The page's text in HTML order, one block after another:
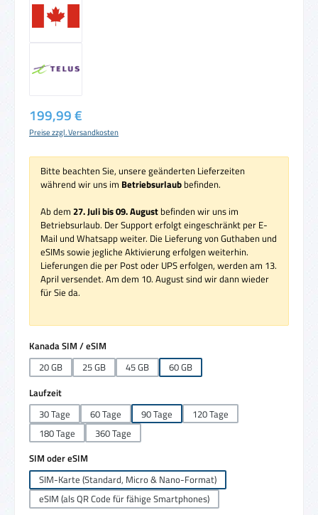
Regulärer Preis:
199,99 €
Preise zzgl. Versandkosten
Bitte beachten Sie, unsere geänderten Lieferzeiten
während wir uns im Betriebsurlaub befinden.
Ab dem 27. Juli bis 09. August befinden wir uns im
Betriebsurlaub. Der Support erfolgt eingeschränkt per E-
Mail und Whatsapp weiter. Die Lieferung von Guthaben und
eSIMs sowie jegliche Aktivierung erfolgen weiterhin.
Lieferungen die per Post oder UPS erfolgen, werden am 13.
April versendet. Am dem 10. August sind wir dann wieder
für Sie da.
Kanada SIM / eSIM
20 GB
25 GB 45 GB
60 GB
Laufzeitauswählen
30 Tage
60 Tage 90 Tage
120 Tage
180 Tage
360 Tage
SIM oder eSIM
SIM-Karte (Standard, Micro & Nano-Format)
eSIM (als QR Code für fähige Smartphones)